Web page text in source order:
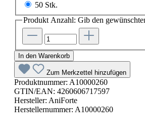
50 Stk.
Produkt Anzahl: Gib den
In den Warenkorb
Zum Merkzettel hinzufügen
Produktnummer: A10000260
GTIN/EAN: 4260606717597
Hersteller: AniForte
Herstellernummer: A10000260